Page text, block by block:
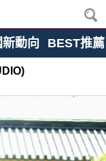
動向 BEST推薦